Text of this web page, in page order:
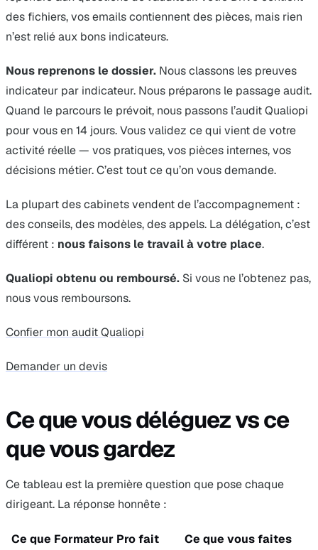
des fichiers, vos emails contiennent des pièces, mais rien
n’est relié aux bons indicateurs.
Nous reprenons le dossier. Nous classons les preuves
indicateur par indicateur. Nous préparons le passage audit.
Quand le parcours le prévoit, nous passons l’audit Qualiopi
pour vous en 14 jours. Vous validez ce qui vient de votre
activité réelle — vos pratiques, vos pièces internes, vos
décisions métier. C’est tout ce qu’on vous demande.
La plupart des cabinets vendent de l’accompagnement :
des conseils, des modèles, des appels. La délégation, c’est
différent : nous faisons le travail à votre place.
Qualiopi obtenu ou remboursé. Si vous ne l’obtenez pas,
nous vous remboursons.
Confier mon audit Qualiopi
Demander un devis
Ce que vous déléguez vs ce
que vous gardez
Ce tableau est la première question que pose chaque
dirigeant. La réponse honnête :
Ce que Formateur Pro fait
Ce que vous faites